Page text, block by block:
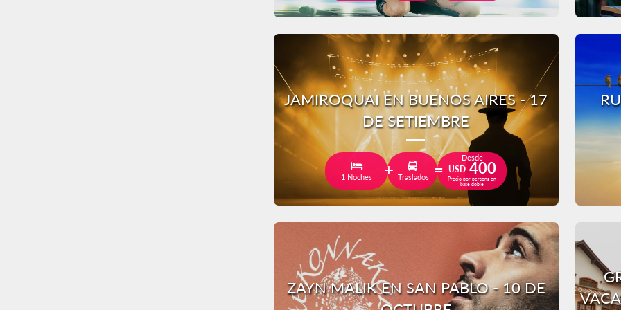
JAMIROQUAI EN BUENOS AIRES - 17
DE SETIEMBRE
1 Noches Traslados
Desde
USD400
Precio por persona en
base doble
ZAYN MALIK EN SAN PABLO - 10 DE